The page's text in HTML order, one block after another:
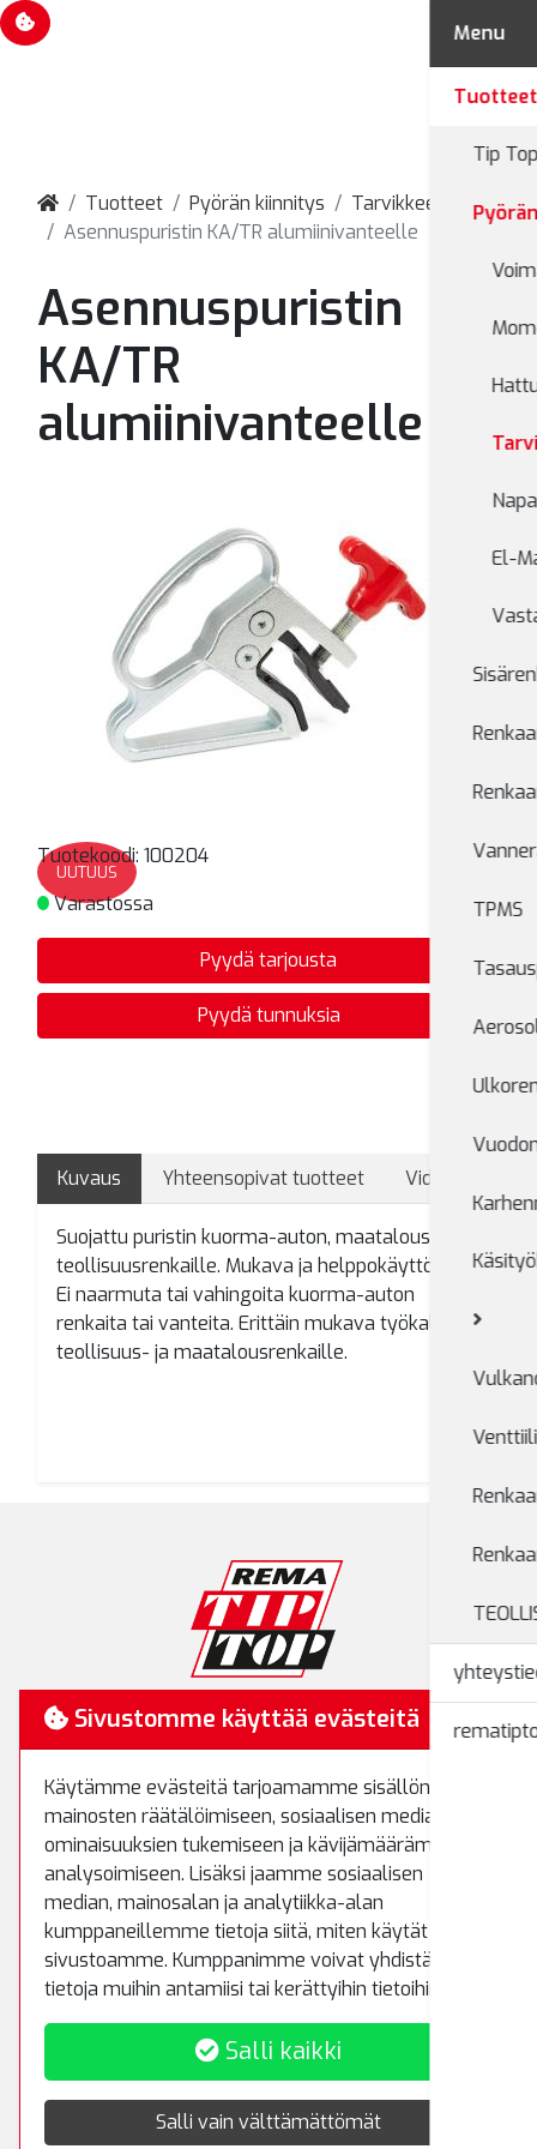
Tuotteet Pyörän kiinnitys
Tarvikkeet
Asennuspuristin KA/TR alumiinivanteelle
Asennuspuristin
KA/TR
alumiinivanteelle
UUTUUS
Tuotekoodi: 100204
Varastossa
Pyydä tarjousta
Pyydä tunnuksia
Kuvaus Yhteensopivat tuotteet Videot
Suojattu puristin kuorma-auton, maatalous- ja
teollisuusrenkaille. Mukava ja helppokäyttöinen.
Ei naarmuta tai vahingoita kuorma-auton
renkaita tai vanteita. Erittäin mukava työkalu
teollisuus- ja maatalousrenkaille.
RemaTipTop
01510 Vantaa
Puh.(09) 8700 520
Fax.(09) 8700 522
rematiptop@rematiptop.fi
Myynti ja varasto
Koivuhaantie 5
01510 Vantaa
Puh.(09) 8700 5233
Menu
Tuotteet
Tip
El-
TPMS
Evästevalinnat
Sivustomme käyttää evästeitä
Käytämme evästeitä tarjoamamme sisällön ja
mainosten räätälöimiseen, sosiaalisen median
ominaisuuksien tukemiseen ja kävijämäärämme
analysoimiseen. Lisäksi jaamme sosiaalisen
median, mainosalan ja analytiikka-alan
kumppaneillemme tietoja siitä, miten käytät
sivustoamme. Kumppanimme voivat yhdistää näitä
tietoja muihin antamiisi tai kerättyihin tietoihin.
Salli kaikki
Salli vain välttämättömät